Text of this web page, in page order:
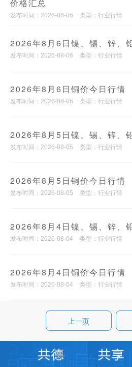
价格汇总
发布时间：2026-08-06 类型：行业行情
2026年8月6日镍、锡、锌、
发布时间：2026-08-06 类型：行业行情
2026年8月6日铜价今日行情
发布时间：2026-08-06 类型：行业行情
2026年8月5日镍、锡、锌、
发布时间：2026-08-05 类型：行业行情
2026年8月5日铜价今日行情
发布时间：2026-08-05 类型：行业行情
2026年8月4日镍、锡、锌、
发布时间：2026-08-04 类型：行业行情
2026年8月4日铜价今日行情
发布时间：2026-08-04 类型：行业行情
上一页